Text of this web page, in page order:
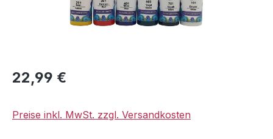
Regulärer Preis:
22,99 €
Preise inkl. MwSt. zzgl. Versandkosten